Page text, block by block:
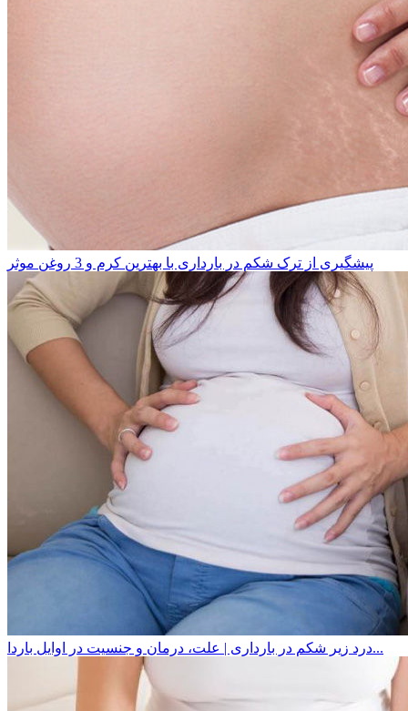
پیشگیری از ترک شکم در بارداری با بهترین کرم و 3 روغن‌ موثر
درد زیر شکم در بارداری | علت، درمان و جنسیت در اوایل باردا...